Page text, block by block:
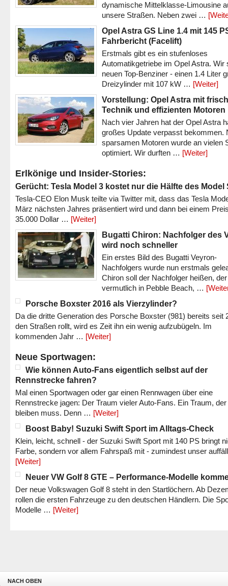
dynamische Mittelklasse-Limousine
unsere Straßen. Neben zwei …
Opel Astra GS Line 1.4 mit 145
Fahrbericht (Facelift)
Erstmals gibt es ein stufenloses
Automatikgetriebe im Opel Astra. Wir
neuen Top-Benziner - einen 1.4 Liter
Dreizylinder mit 107 kW … [Weiter]
Vorstellung: Opel Astra mit
Technik und effizienten Motoren
Nach vier Jahren hat der Opel Astra
großes Update verpasst bekommen.
sparsamen Motoren wurde an vielen
optimiert. Wir durften … [Weiter]
Erlkönige und Insider-Stories:
Gerücht: Tesla Model 3 kostet nur die Hälfte des Model
Tesla-CEO Elon Musk teilte via Twitter mit, dass das Tesla
März nächsten Jahres präsentiert wird und dann bei einem
35.000 Dollar … [Weiter]
Bugatti Chiron: Nachfolger des
wird noch schneller
Ein erstes Bild des Bugatti Veyron-
Nachfolgers wurde nun erstmals
Chiron soll der Nachfolger heißen, der
vermutlich in Pebble Beach, …
Porsche Boxster 2016 als Vierzylinder?
Da die dritte Generation des Porsche Boxster (981) bereits seit
den Straßen rollt, wird es Zeit ihn ein wenig aufzubügeln. Im
kommenden Jahr … [Weiter]
Neue Sportwagen:
Wie können Auto-Fans eigentlich selbst auf der
Rennstrecke fahren?
Mal einen Sportwagen oder gar einen Rennwagen über eine
Rennstrecke jagen: Der Traum vieler Auto-Fans. Ein Traum,
bleiben muss. Denn … [Weiter]
Boost Baby! Suzuki Swift Sport im Alltags-Check
Klein, leicht, schnell - der Suzuki Swift Sport mit 140 PS bringt
Farbe, sondern vor allem Fahrspaß mit - zumindest unser
[Weiter]
Neuer VW Golf 8 GTE – Performance-Modelle
Der neue Volkswagen Golf 8 steht in den Startlöchern. Ab
rollen die ersten Fahrzeuge zu den deutschen Händlern. Die
Modelle … [Weiter]
NACH OBEN